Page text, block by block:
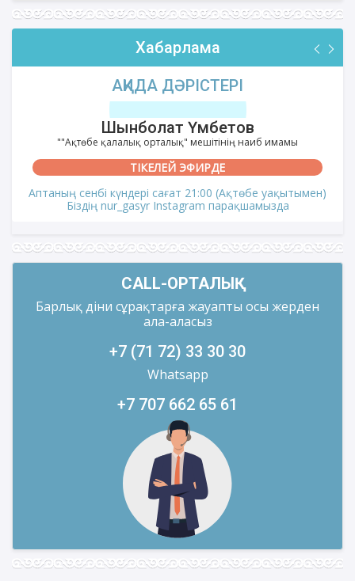
Хабарлама
АҚИДА ДӘРІСТЕРІ
Шынболат Үмбетов
""Ақтөбе қалалық орталық" мешітінің наиб имамы
ТІКЕЛЕЙ ЭФИРДЕ
Аптаның сенбі күндері сағат 21:00 (Ақтөбе уақытымен)
Біздің nur_gasyr Instagram парақшамызда
CALL-ОРТАЛЫҚ
Барлық діни сұрақтарға жауапты осы жерден
ала-аласыз
+7 (71 72) 33 30 30
Whatsapp
+7 707 662 65 61